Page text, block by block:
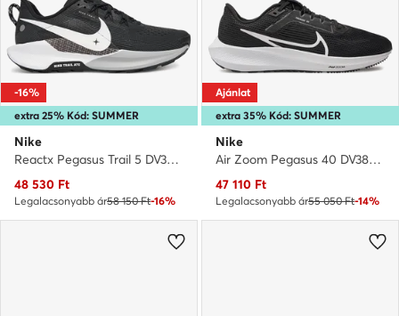
extra 25% Kód: SUMMER
-16%
Nike
Reactx Pegasus Trail 5 DV3864 001 · Futócipő
Aktuális ár
48 530 Ft
Legalacsonyabb ár58 150 Ft-16%
extra 35% Kód: SUMMER
Ajánlat
Nike
Air Zoom Pegasus 40 DV3853 001 · Futócipő
Aktuális ár
47 110 Ft
Legalacsonyabb ár55 050 Ft-14%